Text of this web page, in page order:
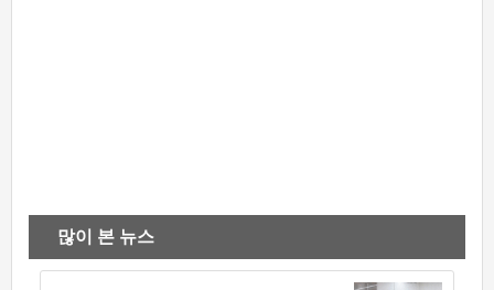
많이 본 뉴스